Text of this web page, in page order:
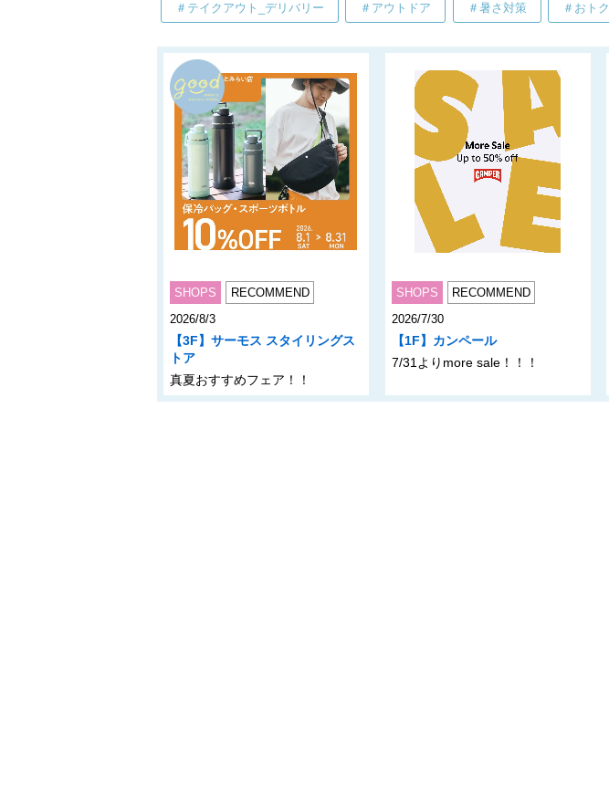
施設案内
アクセス
営業時間
フロアガイド(PDF)
＃テイクアウト_デリバリー ＃アウトドア ＃暑さ対策 ＃おトク
SHOPS
RECOMMEND
2026/8/3
【3F】サーモス スタイリングス
トア
真夏おすすめフェア！！
SHOPS
RECOMMEND
2026/7/30
【1F】カンペール
7/31よりmore sale！！！